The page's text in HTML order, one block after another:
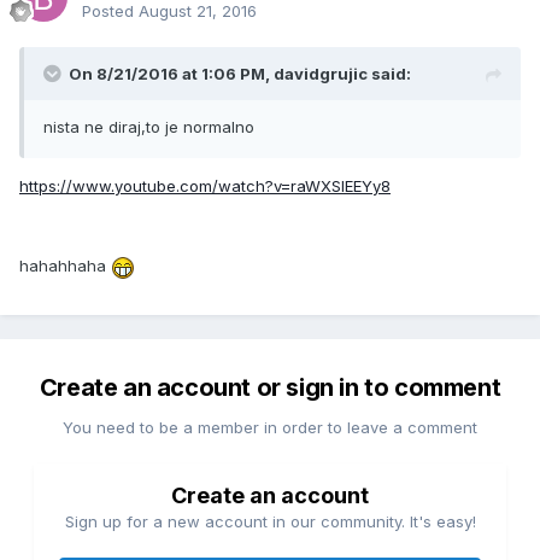
Posted August 21, 2016
On 8/21/2016 at 1:06 PM, davidgrujic said:
nista ne diraj,to je normalno
https://www.youtube.com/watch?v=raWXSIEEYy8
hahahhaha
Create an account or sign in to comment
You need to be a member in order to leave a comment
Create an account
Sign up for a new account in our community. It's easy!